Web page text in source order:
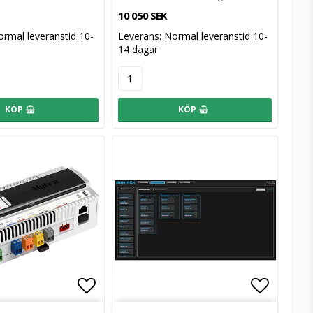
leveranstid 10-
KÖP
10 050 SEK
Leverans: Normal leveranstid 10-
14 dagar
KÖP